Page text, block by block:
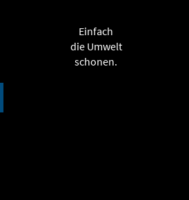
Einfach
die Umwelt
schonen.